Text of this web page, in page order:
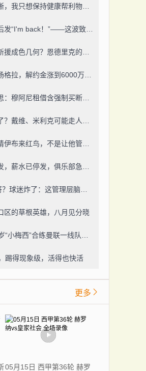
区的草根英雄，八月见分晓
踢得现象级，活得也快活
更多
05月15日 西甲第36轮 赫罗